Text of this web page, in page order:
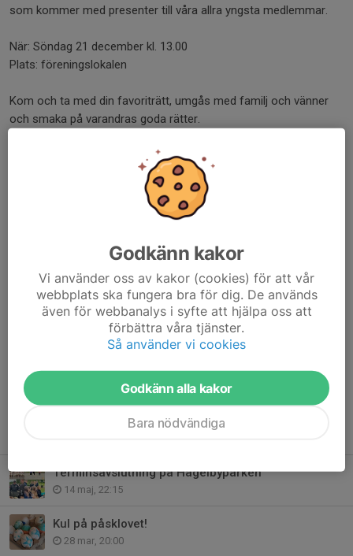
som kommer med presenter till våra allra yngsta medlemmar.
När: Söndag 21 december kl. 13.00
Plats: föreningslokalen
Kom och ta med din favoriträtt, umgås med familj och vänner
och smaka på varandras goda rätter.
Vi ser fram emot ett mysigt julfirande och hoppas att vi med
doften av alla läckerheter lyckas locka Mor Zokhe att dyka upp
med lite presenter till barnen.
Varmt välkomna! 🎄
Hubo,
Styrelsen
Terminsavslutning på Hågelbyparken
14 maj, 22:15
Kul på påsklovet!
28 mar, 20:00
Godkänn kakor
Vi använder oss av kakor (cookies) för att vår
webbplats ska fungera bra för dig. De används
även för webbanalys i syfte att hjälpa oss att
förbättra våra tjänster.
Så använder vi cookies
Godkänn alla kakor
Bara nödvändiga